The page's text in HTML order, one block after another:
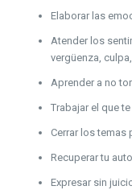
Elaborar las
Atender los
vergüenza,
Aprender a no
Trabajar el que
Cerrar los temas
Recuperar tu
Expresar sin